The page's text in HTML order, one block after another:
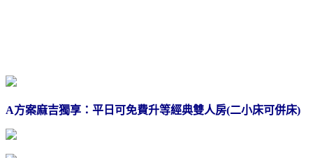
A方案麻吉獨享：平日可免費升等經典雙人房(二小床可併床)